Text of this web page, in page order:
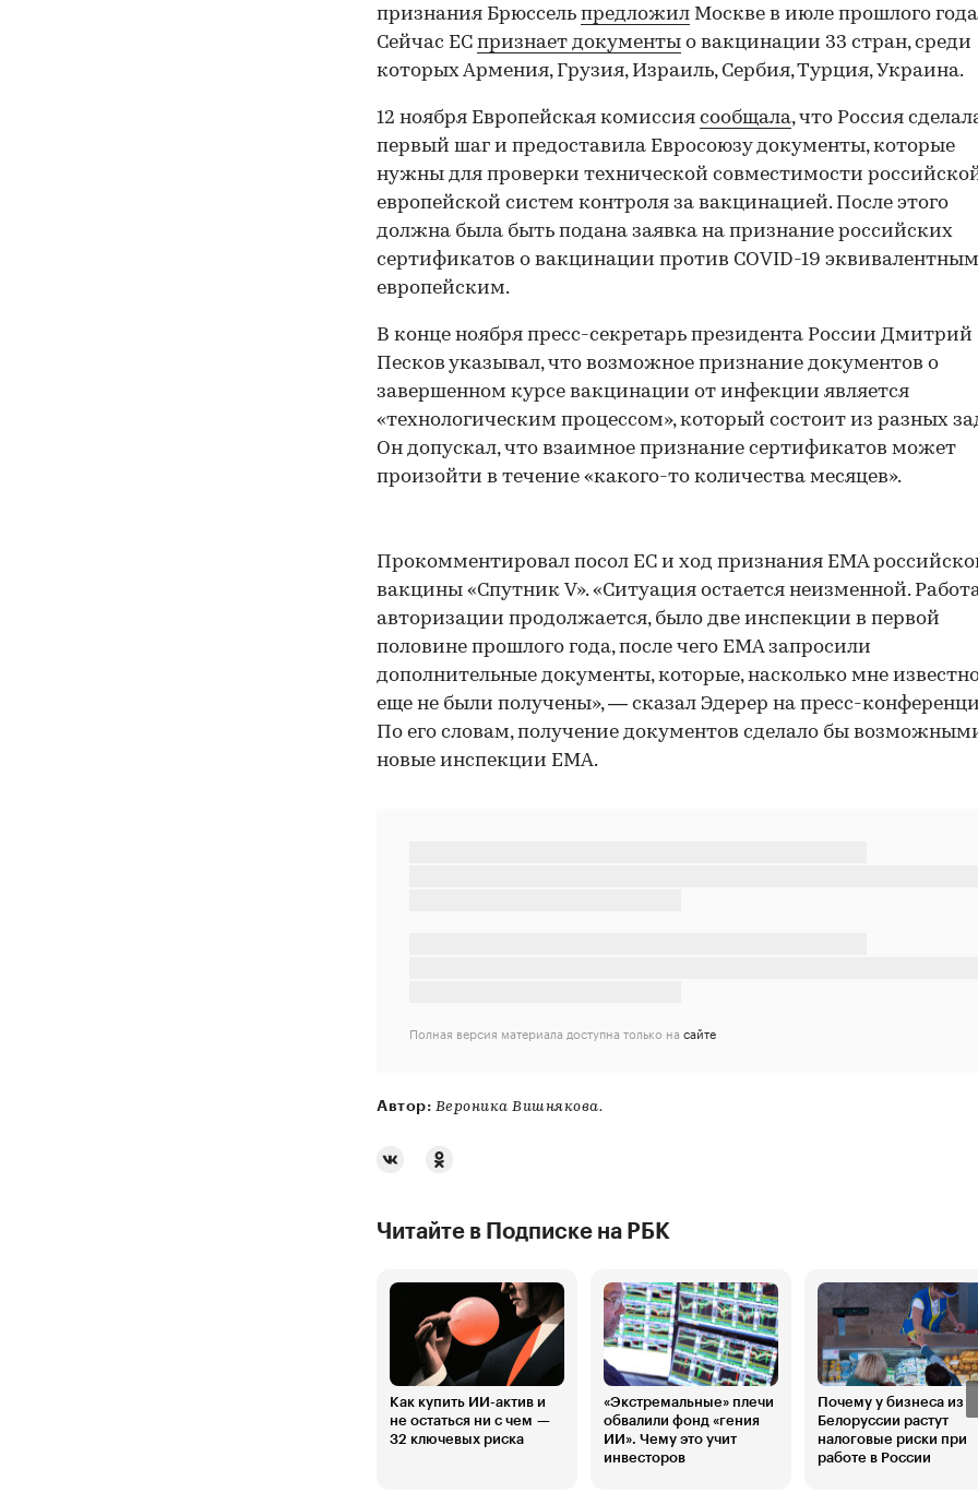
признания Брюссель предложил Москве в июле прошлого
Сейчас ЕС признает документы о вакцинации 33 стран, среди
которых Армения, Грузия, Израиль, Сербия, Турция, Украина.
12 ноября Европейская комиссия сообщала, что Россия
первый шаг и предоставила Евросоюзу документы, которые
нужны для проверки технической совместимости
европейской систем контроля за вакцинацией. После этого
должна была быть подана заявка на признание российских
сертификатов о вакцинации против COVID-19
европейским.
В конце ноября пресс-секретарь президента России Дмитрий
Песков указывал, что возможное признание документов о
завершенном курсе вакцинации от инфекции является
«технологическим процессом», который состоит из разных
Он допускал, что взаимное признание сертификатов может
произойти в течение «какого-то количества месяцев».
Прокомментировал посол ЕС и ход признания EMA
вакцины «Спутник V». «Ситуация остается неизменной.
авторизации продолжается, было две инспекции в первой
половине прошлого года, после чего EMA запросили
дополнительные документы, которые, насколько мне
еще не были получены», — сказал Эдерер на пресс-
По его словам, получение документов сделало бы
новые инспекции EMA.
Полная версия материала доступна только на сайте
Автор: Вероника Вишнякова.
Читайте в Подписке на РБК
Как купить ИИ-актив и
не остаться ни с чем —
32 ключевых риска
«Экстремальные» плечи
обвалили фонд «гения
ИИ». Чему это учит
инвесторов
Почему у бизнеса из
Белоруссии растут
налоговые риски при
работе в России